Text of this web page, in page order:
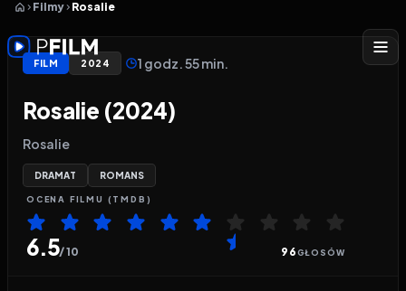
Filmy Rosalie
FILM 2024 1 godz. 55 min.
Rosalie (2024)
Rosalie
DRAMAT ROMANS
OCENA FILMU (TMDB)
6.5/ 10 96GŁOSÓW